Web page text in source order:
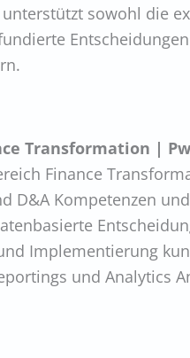
sowohl die
Transformation |
Finance
D&A Kompetenzen
Implementierung
und Analytics